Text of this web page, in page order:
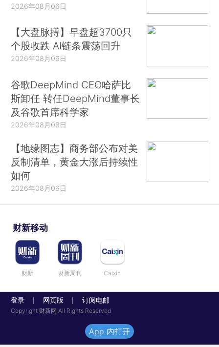
2026年08月06日
【大盘脉搏】早盘超3700只
个股收跌 AI链条震荡回升
2026年08月06日
谷歌DeepMind CEO哈萨比
斯卸任 转任DeepMind董事长
及谷歌首席科学家
2026年08月06日
【地缘图志】商务部公布对美
反制清单，黄金大涨后持续性
如何
2026年08月06日
财新移动
财新 财新周刊 Caixin
登录 网页版 订阅电邮
Copyright 财新网 All Rights Reserved
App 内打开